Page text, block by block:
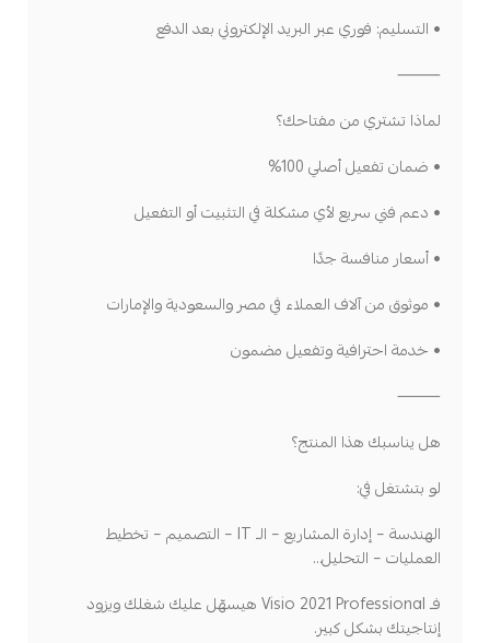
• التسليم: فوري عبر البريد الإلكتروني بعد الدفع
⸻
لماذا تشتري من مفتاحك؟
• ضمان تفعيل أصلي 100%
• دعم فني سريع لأي مشكلة في التثبيت أو التفعيل
• أسعار منافسة جدًا
• موثوق من آلاف العملاء في مصر والسعودية والإمارات
• خدمة احترافية وتفعيل مضمون
⸻
هل يناسبك هذا المنتج؟
لو بتشتغل في:
الهندسة – إدارة المشاريع – الـ IT – التصميم – تخطيط
العمليات – التحليل…
فـ Visio 2021 Professional هيسهّل عليك شغلك ويزود
إنتاجيتك بشكل كبير.